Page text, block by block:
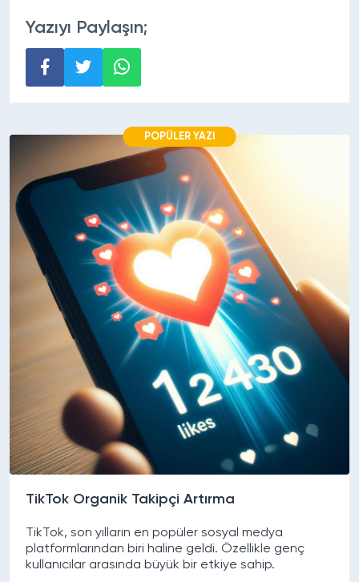
Yazıyı Paylaşın;
POPÜLER YAZI
TikTok Organik Takipçi Artırma
TikTok, son yılların en popüler sosyal medya
platformlarından biri haline geldi. Özellikle genç
kullanıcılar arasında büyük bir etkiye sahip.